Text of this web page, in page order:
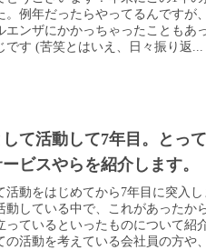
。例年だったらやってるんですが
エンザにかかっちゃったこともあ
す (苦笑とはいえ、日々振り返...
て活動して7年目。とっ
ビスやらを紹介します。
活動をはじめてから7年目に突入
動している中で、これがあったか
っているといったものについて紹
活動を考えている会社員の方や、